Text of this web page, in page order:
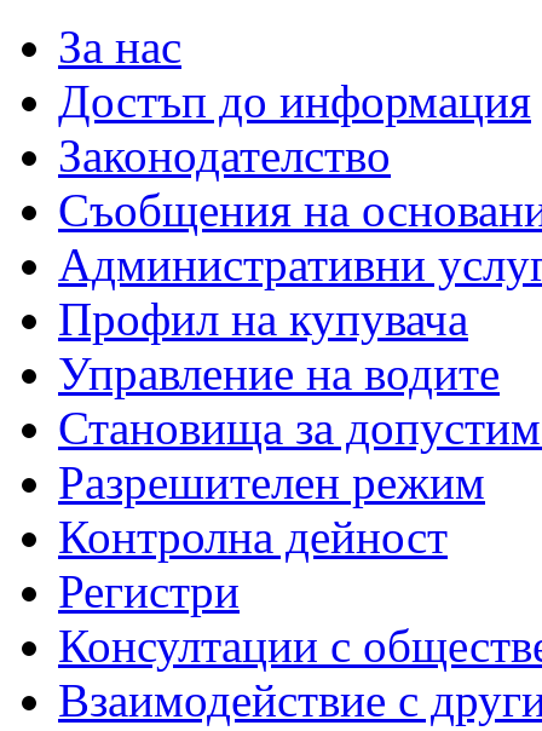
За нас
Достъп до информация
Законодателство
Съобщения на
Административни
Профил на купувача
Управление на водите
Становища за
Разрешителен режим
Контролна дейност
Регистри
Консултации с
Взаимодействие с